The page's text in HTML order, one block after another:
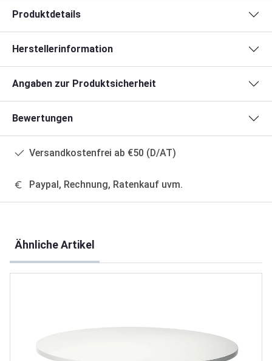
Produktdetails
Herstellerinformation
Angaben zur Produktsicherheit
Bewertungen
Versandkostenfrei ab €50 (D/AT)
Paypal, Rechnung, Ratenkauf uvm.
Ähnliche Artikel